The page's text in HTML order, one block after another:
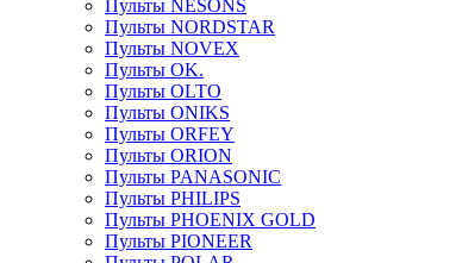
Пульты NESONS
Пульты NORDSTAR
Пульты NOVEX
Пульты OK.
Пульты OLTO
Пульты ONIKS
Пульты ORFEY
Пульты ORION
Пульты PANASONIC
Пульты PHILIPS
Пульты PHOENIX GOLD
Пульты PIONEER